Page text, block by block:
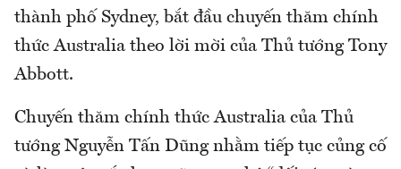
thành phố Sydney, bắt đầu chuyến thăm chính
thức Australia theo lời mời của Thủ tướng Tony
Abbott.
Chuyến thăm chính thức Australia của Thủ
tướng Nguyễn Tấn Dũng nhằm tiếp tục củng cố